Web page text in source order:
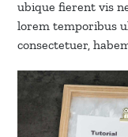
ubique fierent vis
lorem temporibus
consectetuer,